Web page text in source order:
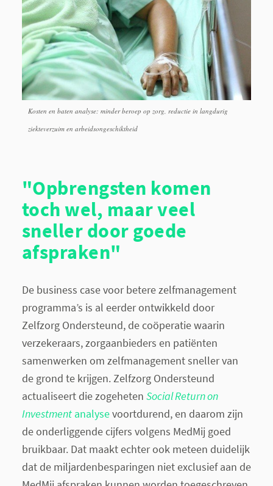
Kosten en baten analyse: minder beroep op zorg, reductie in langdurig
ziekteverzuim en arbeidsongeschiktheid
"Opbrengsten komen
toch wel, maar veel
sneller door goede
afspraken"
De business case voor betere zelfmanagement
programma’s is al eerder ontwikkeld door
Zelfzorg Ondersteund, de coöperatie waarin
verzekeraars, zorgaanbieders en patiënten
samenwerken om zelfmanagement sneller van
de grond te krijgen. Zelfzorg Ondersteund
actualiseert die zogeheten Social Return on
Investmentanalysevoortdurend, en daarom zijn
de onderliggende cijfers volgens MedMij goed
bruikbaar. Dat maakt echter ook meteen duidelijk
dat de miljardenbesparingen niet exclusief aan de